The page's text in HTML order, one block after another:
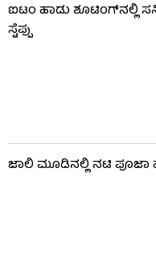
ಐಟಂ ಹಾಡು ಶೂಟಿಂಗ್​​ನಲ್ಲಿ
ಸ್ಟೆಪ್ಪು
ಜಾಲಿ ಮೂಡಿನಲ್ಲಿ ನಟಿ